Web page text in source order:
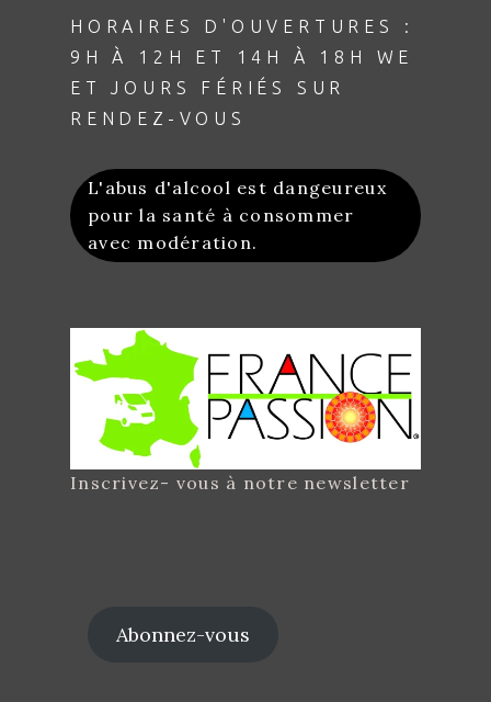
HORAIRES D'OUVERTURES :
9H À 12H ET 14H À 18H WE
ET JOURS FÉRIÉS SUR
RENDEZ-VOUS
L'abus d'alcool est dangeureux
pour la santé à consommer
avec modération.
Inscrivez- vous à notre newsletter
Abonnez-vous